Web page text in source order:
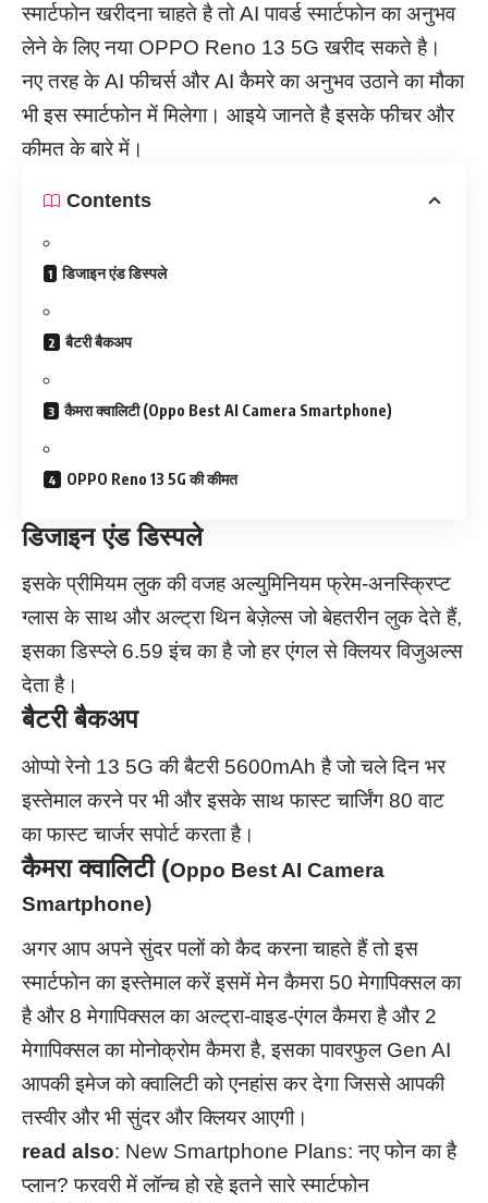
स्मार्टफोन खरीदना चाहते है तो AI पावर्ड स्मार्टफोन का अनुभव
लेने के लिए नया OPPO Reno 13 5G खरीद सकते है।
नए तरह के AI फीचर्स और AI कैमरे का अनुभव उठाने का मौका
भी इस स्मार्टफोन में मिलेगा। आइये जानते है इसके फीचर और
कीमत के बारे में।
Contents
डिजाइन एंड डिस्पले
बैटरी बैकअप
कैमरा क्वालिटी (Oppo Best AI Camera Smartphone)
OPPO Reno 13 5G की कीमत
डिजाइन एंड डिस्पले
इसके प्रीमियम लुक की वजह अल्युमिनियम फ्रेम-अनस्क्रिप्ट
ग्लास के साथ और अल्ट्रा थिन बेज़ेल्स जो बेहतरीन लुक देते हैं,
इसका डिस्प्ले 6.59 इंच का है जो हर एंगल से क्लियर विजुअल्स
देता है।
बैटरी बैकअप
ओप्पो रेनो 13 5G की बैटरी 5600mAh है जो चले दिन भर
इस्तेमाल करने पर भी और इसके साथ फास्ट चार्जिंग 80 वाट
का फास्ट चार्जर सपोर्ट करता है।
कैमरा क्वालिटी (Oppo Best AI Camera
Smartphone)
अगर आप अपने सुंदर पलों को कैद करना चाहते हैं तो इस
स्मार्टफोन का इस्तेमाल करें इसमें मेन कैमरा 50 मेगापिक्सल का
है और 8 मेगापिक्सल का अल्ट्रा-वाइड-एंगल कैमरा है और 2
मेगापिक्सल का मोनोक्रोम कैमरा है, इसका पावरफुल Gen AI
आपकी इमेज को क्वालिटी को एनहांस कर देगा जिससे आपकी
तस्वीर और भी सुंदर और क्लियर आएगी।
read also: New Smartphone Plans: नए फोन का है
प्लान? फरवरी में लॉन्च हो रहे इतने सारे स्मार्टफोन